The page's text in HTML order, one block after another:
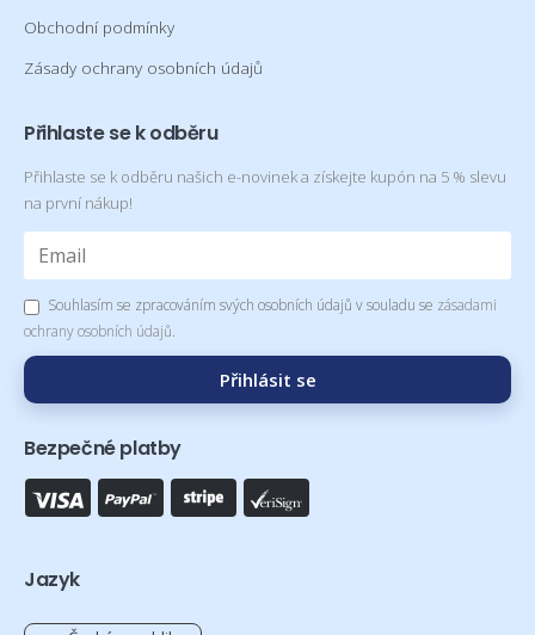
Obchodní podmínky
Zásady ochrany osobních údajů
Přihlaste se k odběru
Přihlaste se k odběru našich e-novinek a získejte kupón na 5 % slevu
na první nákup!
Souhlasím se zpracováním svých osobních údajů v souladu se zásadami
ochrany osobních údajů.
Přihlásit se
Bezpečné platby
Jazyk